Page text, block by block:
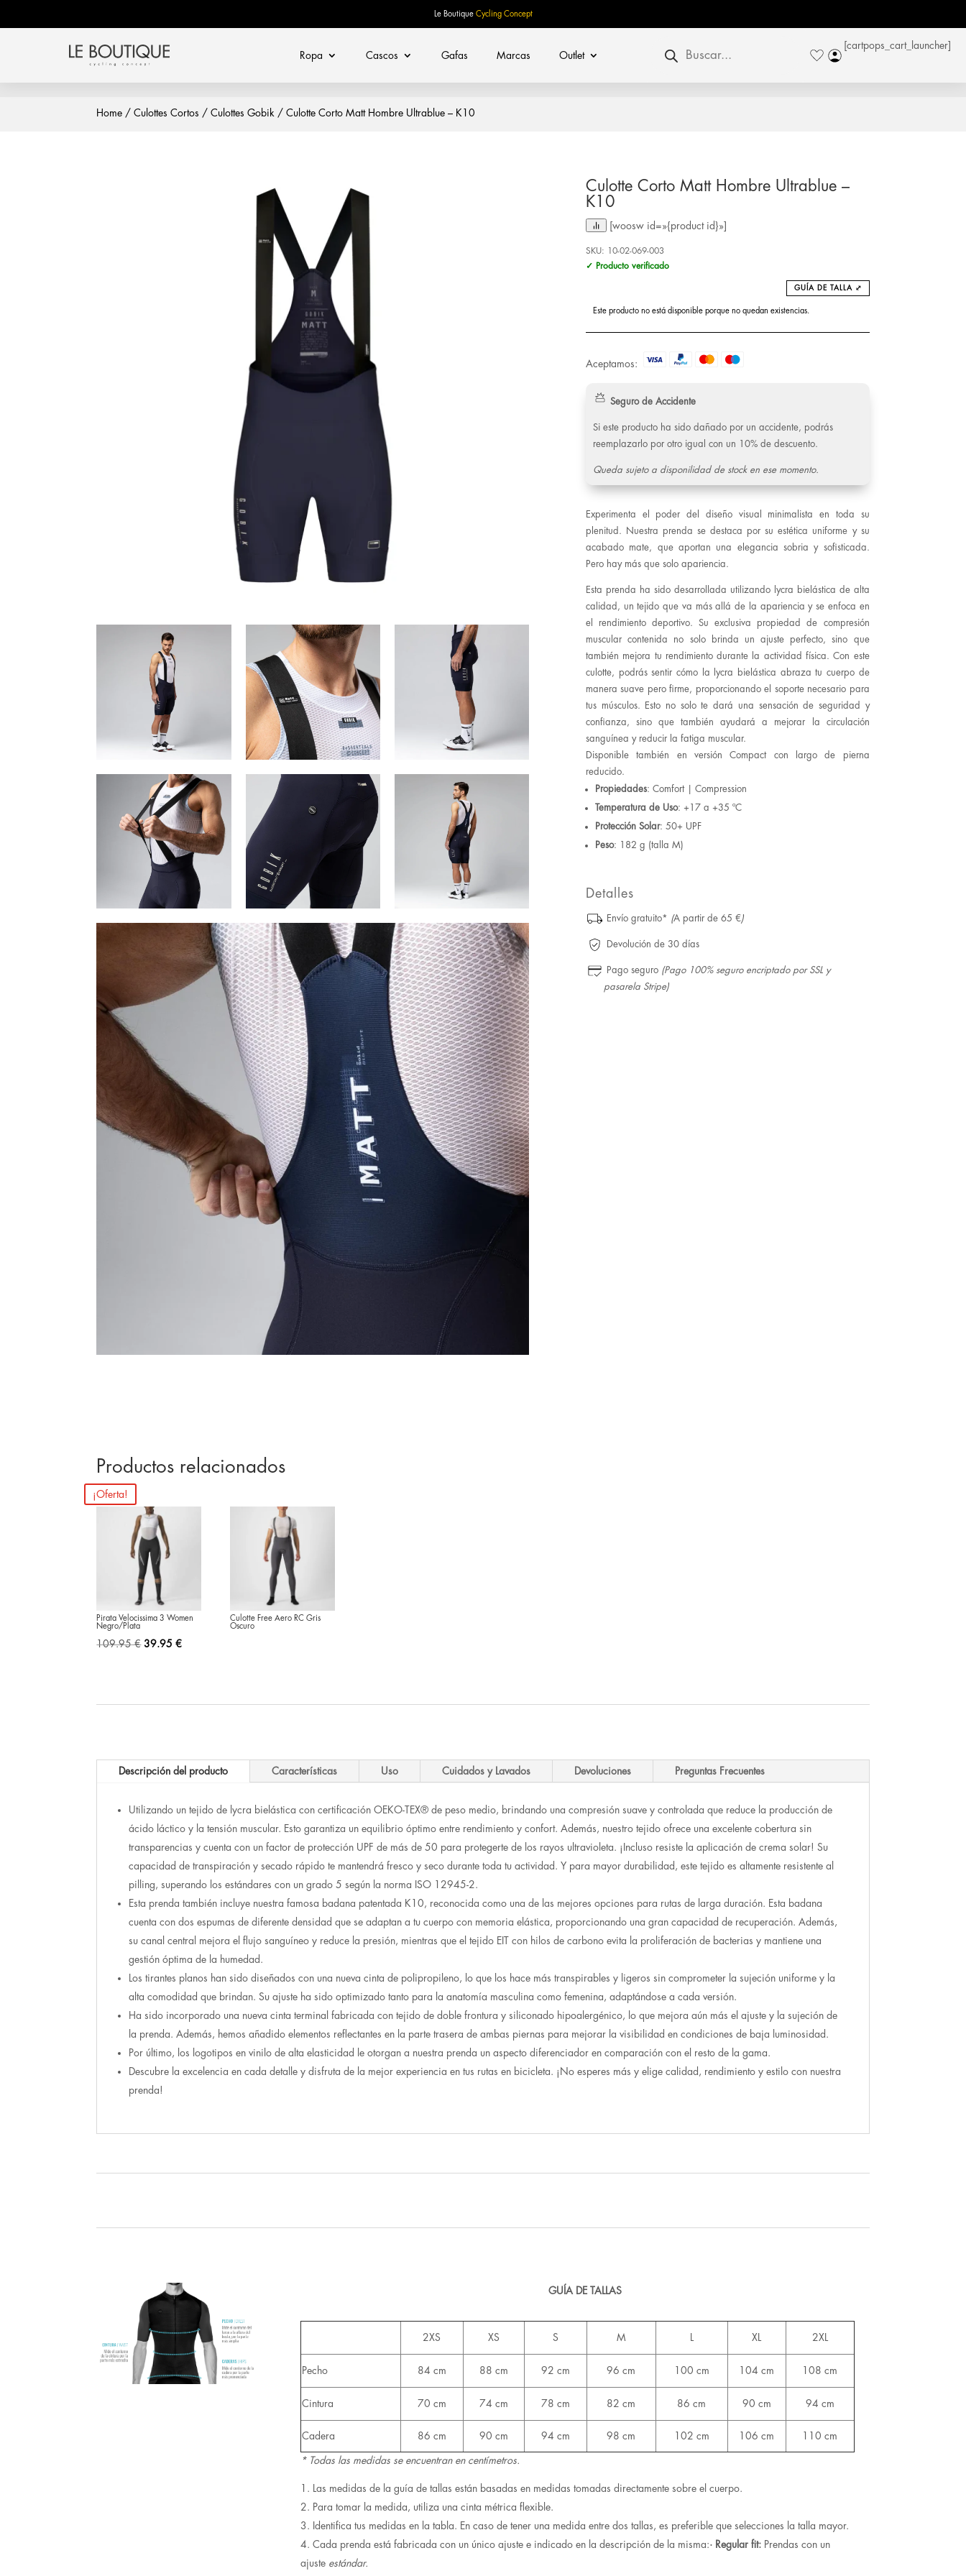
Le Boutique Cycling Concept
Ropa Cascos Gafas Marcas Outlet
productos
[cartpops_cart_launcher]
Home /Culottes Cortos /Culottes Gobik / Culotte Corto Matt Hombre Ultrablue – K10
Culotte Corto Matt Hombre Ultrablue –
K10
[woosw id=»{product id}»]
SKU: 10-02-069-003
✓ Producto verificado
GUÍA DE TALLA ⤢
Este producto no está disponible porque no quedan existencias.
Aceptamos:
Seguro de Accidente
Si este producto ha sido dañado por un accidente, podrás
reemplazarlo por otro igual con un 10% de descuento.
Queda sujeto a disponilidad de stock en ese momento.
Experimenta el poder del diseño visual minimalista en toda su
plenitud. Nuestra prenda se destaca por su estética uniforme y su
acabado mate, que aportan una elegancia sobria y sofisticada.
Pero hay más que solo apariencia.
Esta prenda ha sido desarrollada utilizando lycra bielástica de alta
calidad, un tejido que va más allá de la apariencia y se enfoca en
el rendimiento deportivo. Su exclusiva propiedad de compresión
muscular contenida no solo brinda un ajuste perfecto, sino que
también mejora tu rendimiento durante la actividad física. Con este
culotte, podrás sentir cómo la lycra bielástica abraza tu cuerpo de
manera suave pero firme, proporcionando el soporte necesario para
tus músculos. Esto no solo te dará una sensación de seguridad y
confianza, sino que también ayudará a mejorar la circulación
sanguínea y reducir la fatiga muscular.
Disponible también en versión Compact con largo de pierna
reducido.
Propiedades: Comfort | Compression
Temperatura de Uso: +17 a +35 ºC
Protección Solar: 50+ UPF
Peso: 182 g (talla M)
Detalles
Envío gratuito* (A partir de 65 €)
Devolución de 30 días
Pago seguro (Pago 100% seguro encriptado por SSL y
pasarela Stripe)
Productos relacionados
¡Oferta!
Pirata Velocissima 3 Women
Negro/Plata
109.95 € El
39.95 €El
Culotte Free Aero RC Gris
Oscuro
Descripción del producto Características Uso Cuidados y Lavados Devoluciones Preguntas Frecuentes
Utilizando un tejido de lycra bielástica con certificación OEKO-TEX® de peso medio, brindando una compresión suave y controlada que reduce la producción de
ácido láctico y la tensión muscular. Esto garantiza un equilibrio óptimo entre rendimiento y confort. Además, nuestro tejido ofrece una excelente cobertura sin
transparencias y cuenta con un factor de protección UPF de más de 50 para protegerte de los rayos ultravioleta. ¡Incluso resiste la aplicación de crema solar! Su
capacidad de transpiración y secado rápido te mantendrá fresco y seco durante toda tu actividad. Y para mayor durabilidad, este tejido es altamente resistente al
pilling, superando los estándares con un grado 5 según la norma ISO 12945-2.
Esta prenda también incluye nuestra famosa badana patentada K10, reconocida como una de las mejores opciones para rutas de larga duración. Esta badana
cuenta con dos espumas de diferente densidad que se adaptan a tu cuerpo con memoria elástica, proporcionando una gran capacidad de recuperación. Además,
su canal central mejora el flujo sanguíneo y reduce la presión, mientras que el tejido EIT con hilos de carbono evita la proliferación de bacterias y mantiene una
gestión óptima de la humedad.
Los tirantes planos han sido diseñados con una nueva cinta de polipropileno, lo que los hace más transpirables y ligeros sin comprometer la sujeción uniforme y la
alta comodidad que brindan. Su ajuste ha sido optimizado tanto para la anatomía masculina como femenina, adaptándose a cada versión.
Ha sido incorporado una nueva cinta terminal fabricada con tejido de doble frontura y siliconado hipoalergénico, lo que mejora aún más el ajuste y la sujeción de
la prenda. Además, hemos añadido elementos reflectantes en la parte trasera de ambas piernas para mejorar la visibilidad en condiciones de baja luminosidad.
Por último, los logotipos en vinilo de alta elasticidad le otorgan a nuestra prenda un aspecto diferenciador en comparación con el resto de la gama.
Descubre la excelencia en cada detalle y disfruta de la mejor experiencia en tus rutas en bicicleta. ¡No esperes más y elige calidad, rendimiento y estilo con nuestra
prenda!
GUÍA DE TALLAS
2XS XS S M XL 2XL
Pecho 84 cm 88 cm 92 cm 96 cm 100 cm 104 cm 108 cm
Cintura 70 cm 74 cm 78 cm 82 cm 86 cm 90 cm 94 cm
Cadera 86 cm 90 cm 94 cm 98 cm 102 cm 106 cm 110 cm
* Todas las medidas se encuentran en centímetros.
Las medidas de la guía de tallas están basadas en medidas tomadas directamente sobre el cuerpo.
Para tomar la medida, utiliza una cinta métrica flexible.
Identifica tus medidas en la tabla. En caso de tener una medida entre dos tallas, es preferible que selecciones la talla mayor.
Cada prenda está fabricada con un único ajuste e indicado en la descripción de la misma:· Regular fit: Prendas con un
ajuste estándar.